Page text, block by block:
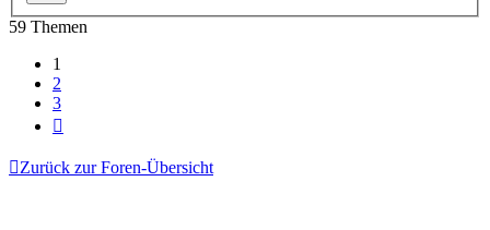
59 Themen
1
2
3
Zurück zur Foren-Übersicht